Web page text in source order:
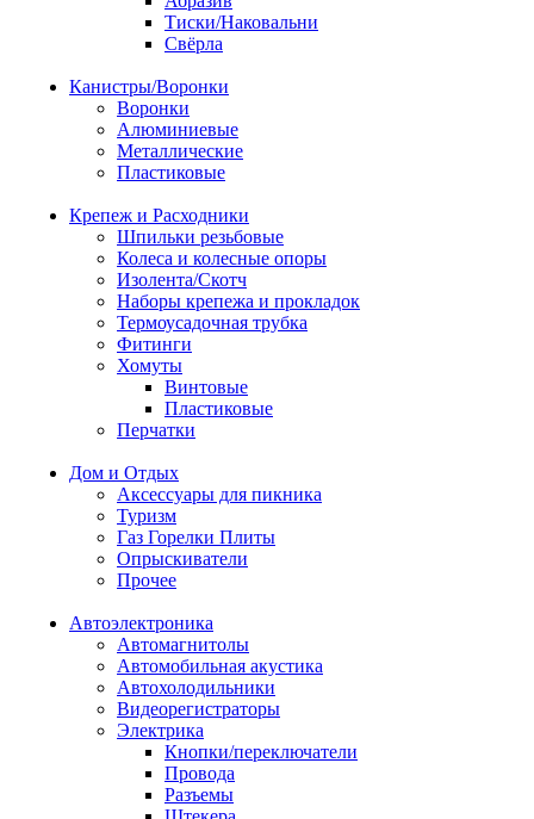
Тиски/Наковальни
Свёрла
Канистры/Воронки
Воронки
Алюминиевые
Металлические
Пластиковые
Крепеж и Расходники
Шпильки резьбовые
Колеса и колесные опоры
Изолента/Скотч
Наборы крепежа и прокладок
Термоусадочная трубка
Фитинги
Хомуты
Винтовые
Пластиковые
Перчатки
Дом и Отдых
Аксессуары для пикника
Туризм
Газ Горелки Плиты
Опрыскиватели
Прочее
Автоэлектроника
Автомагнитолы
Автомобильная акустика
Автохолодильники
Видеорегистраторы
Электрика
Кнопки/переключатели
Провода
Разъемы